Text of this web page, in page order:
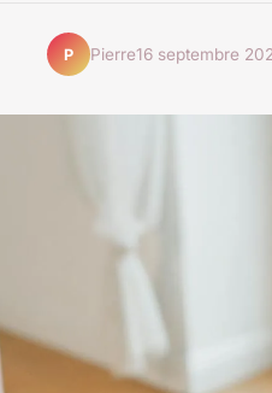
P Pierre16 septembre